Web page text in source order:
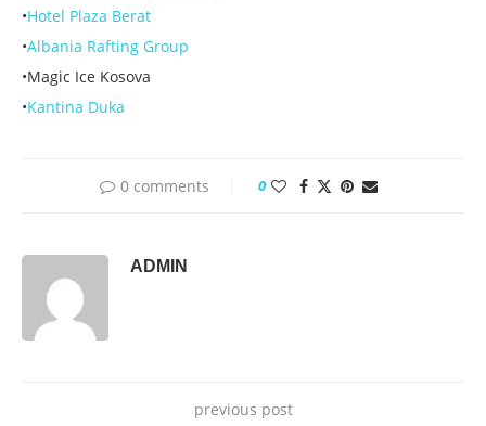
•Hotel Plaza Berat
•Albania Rafting Group
•Magic Ice Kosova
•Kantina Duka
0 comments 0
ADMIN
previous post